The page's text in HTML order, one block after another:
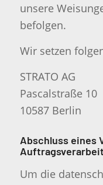
unsere
befolgen.
Wir setzen
STRATO AG
Pascalstraße 10
10587 Berlin
Abschluss eines
Um die